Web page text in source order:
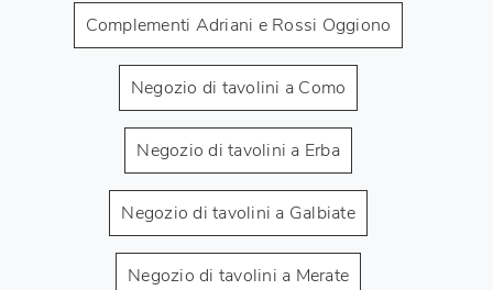
Complementi Adriani e Rossi Oggiono
Negozio di tavolini a Como
Negozio di tavolini a Erba
Negozio di tavolini a Galbiate
Negozio di tavolini a Merate